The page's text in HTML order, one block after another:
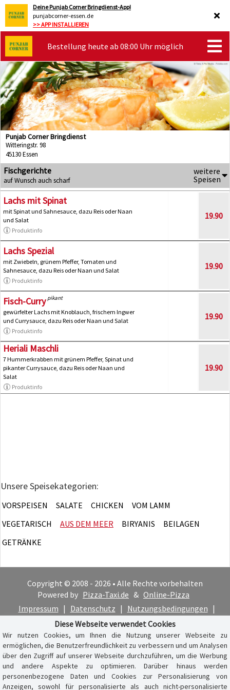
Deine Punjab Corner Bringdienst-App!
punjabcorner-essen.de
>> APP INSTALLIEREN
Bestellung heute ab 08:00 Uhr möglich
Punjab Corner Bringdienst
Witteringstr. 98
45130 Essen
Fischgerichte
auf Wunsch auch scharf
weitere
Speisen
Lachs mit Spinat
mit Spinat und Sahnesauce, dazu Reis oder Naan
und Salat
Produktinfo
19.90
Lachs Spezial
mit Zwiebeln, grünem Pfeffer, Tomaten und
Sahnesauce, dazu Reis oder Naan und Salat
Produktinfo
19.90
Fisch-Curry pikant
gewürfelter Lachs mit Knoblauch, frischem Ingwer
und Currysauce, dazu Reis oder Naan und Salat
Produktinfo
19.90
Heriali Maschli
7 Hummerkrabben mit grünem Pfeffer, Spinat und
pikanter Currysauce, dazu Reis oder Naan und
Salat
Produktinfo
19.90
Unsere Speisekategorien:
VORSPEISEN SALATE CHICKEN
VOM LAMM
VEGETARISCH
AUS DEM MEER BIRYANIS
BEILAGEN
GETRÄNKE
Copyright © 2008 - 2026 • Alle Rechte vorbehalten
Powered by Pizza-Taxi.de & Online-Pizza
Impressum | Datenschutz | Nutzungsbedingungen |
Cookie-Hinweis
Diese Webseite verwendet Cookies
Wir nutzen Cookies, um Ihnen die Nutzung unserer Webseite zu
ermöglichen, die Benutzerfreundlichkeit zu verbessern und um Analysen
über den Zugriff auf unserer Webseite durchzuführen, um die Werbung
und andere Aspekte zu optimieren. Darüber hinaus werden
personenbezogene Daten und Cookies zur Personalisierung von
Anzeigen, sowohl für personalisierte als auch nicht-personalisierte